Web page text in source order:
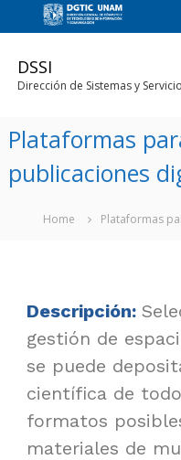
DSSI
Dirección de Sistemas y
Plataformas
publicaciones
Home Plataformas
Descripción:
gestión de
se puede
científica de
formatos
materiales de